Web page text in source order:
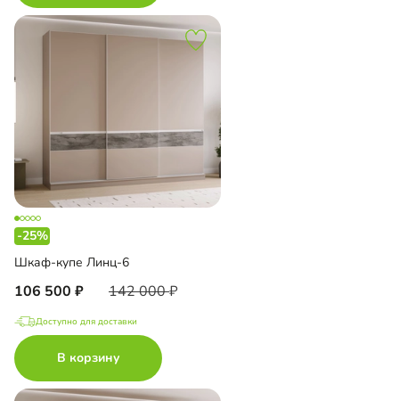
-25%
Шкаф-купе Линц-6
106 500 142 000
Доступно для доставки
В корзину